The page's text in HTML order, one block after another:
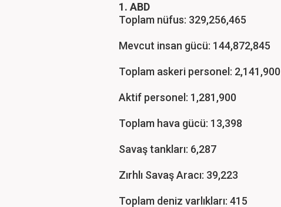
1. ABD
Toplam nüfus: 329,256,465
Mevcut insan gücü: 144,872,845
Toplam askeri personel: 2,141,900
Aktif personel: 1,281,900
Toplam hava gücü: 13,398
Savaş tankları: 6,287
Zırhlı Savaş Aracı: 39,223
Toplam deniz varlıkları: 415